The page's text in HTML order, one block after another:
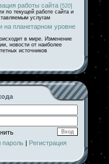
работы сайта [520]
по текущей работе сайта и
услугам
на планетарном уровне
в мире. Изменение
новости от наиболее
источников
пароль | Регистрация